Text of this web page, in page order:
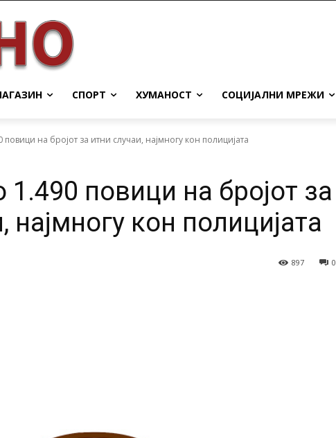
СПОРТ ХУМАНОСТ СОЦИЈАЛНИ МРЕЖИ
повици на бројот за итни случаи, најмногу кон полицијата
повици на бројот за
најмногу кон полицијата
0
897